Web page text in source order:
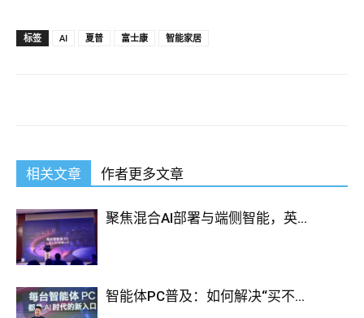
标签 AI 夏普 富士康 智能家居
相关文章 作者更多文章
聚焦混合AI部署与端侧智能，英...
智能体PC普及：如何解决“买不...